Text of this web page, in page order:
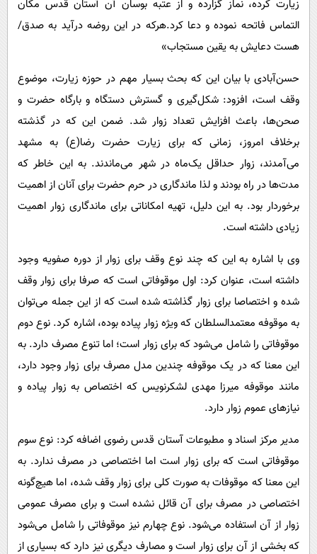
زیارت کرده، نماز گزارده و از عتبه بوسان آن آستان قدس مکان
التماس فاتحه نموده و دعا کرد.هرکه در این روضه درآید به صدق/
هست دعایش به یقین مستجاب»
حسن‌آبادی با بیان این که بحث بسیار مهم در حوزه زیارت، موضوع
وقف است، افزود: شکل‌گیری و گسترش دستگاه و بارگاه حضرت و
صحن‌ها، باعث افزایش تعداد زوار شد. ضمن این که در گذشته
برخلاف امروز، زمانی که برای زیارت حضرت رضا(ع) به مشهد
می‌آمدند، زوار حداقل یک‌ماه در شهر می‌ماندند. به این خاطر که
مدت‌ها در راه بودند و لذا ماندگاری در حرم حضرت برای آنان از اهمیت
برخوردار بود. به این دلیل، تهیه امکاناتی برای ماندگاری زوار اهمیت
زیادی داشته است.
وی با اشاره به این که چند نوع وقف برای زوار از دوره صفویه وجود
داشته است، عنوان کرد: اول موقوفاتی است که صرفا برای زوار وقف
شده و اختصاصا برای زوار گذاشته شده است که از این جمله می‌توان
به موقوفه معتمدالسلطان که ویژه زوار پیاده بوده، اشاره کرد. نوع دوم
موقوفاتی را شامل می‌شود که برای زوار است؛ اما تنوع مصرف دارد. به
این معنا که در یک موقوفه چندین مدل مصرف برای زوار وجود دارد،
مانند موقوفه میرزا مهدی لشکرنویس که اختصاص به زوار پیاده و
نیازهای عموم زوار دارد.
مدیر مرکز اسناد و مطبوعات آستان قدس رضوی اضافه کرد: نوع سوم
موقوفاتی است که برای زوار است اما اختصاصی در مصرف ندارد. به
این معنا که موقوفات به صورت کلی برای زوار وقف شده، اما هیچ‌گونه
اختصاصی در مصرف برای آن قائل نشده است و برای مصرف عمومی
زوار از آن استفاده می‌شود. نوع چهارم نیز موقوفاتی را شامل می‌شود
که بخشی از آن برای زوار است و مصارف دیگری نیز دارد که بسیاری از